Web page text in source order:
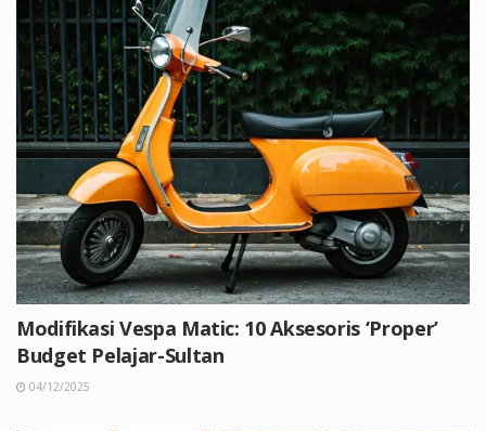
Modifikasi Vespa Matic: 10 Aksesoris ‘Proper’
Budget Pelajar-Sultan
04/12/2025